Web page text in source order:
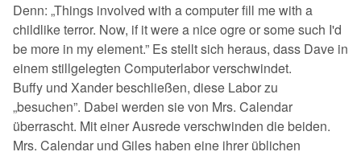
Denn: „Things involved with a computer fill me with a
childlike terror. Now, if it were a nice ogre or some such I'd
be more in my element.” Es stellt sich heraus, dass Dave in
einem stillgelegten Computerlabor verschwindet.
Buffy und Xander beschließen, diese Labor zu
„besuchen”. Dabei werden sie von Mrs. Calendar
überrascht. Mit einer Ausrede verschwinden die beiden.
Mrs. Calendar und Giles haben eine ihrer üblichen